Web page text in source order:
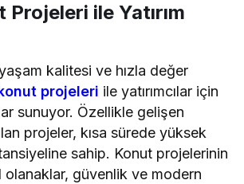
ile Yatırım
kalitesi ve hızla değer
projeleri ile yatırımcılar için
sunuyor. Özellikle gelişen
projeler, kısa sürede yüksek
sahip. Konut projelerinin
güvenlik ve modern